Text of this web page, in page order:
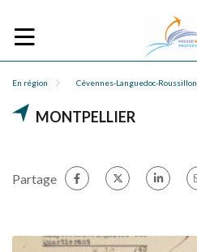
En région Cévennes-Languedoc-Roussillon
MONTPELLIER
Partage